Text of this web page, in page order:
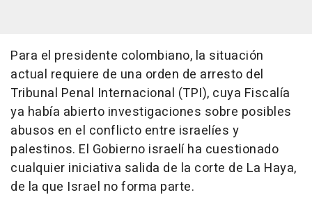
Para el presidente colombiano, la situación
actual requiere de una orden de arresto del
Tribunal Penal Internacional (TPI), cuya Fiscalía
ya había abierto investigaciones sobre posibles
abusos en el conflicto entre israelíes y
palestinos. El Gobierno israelí ha cuestionado
cualquier iniciativa salida de la corte de La Haya,
de la que Israel no forma parte.